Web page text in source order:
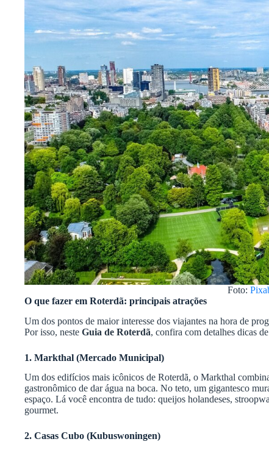
Foto:
O que fazer em Roterdã: principais atrações
Um dos pontos de maior interesse dos viajantes na hora de
Por isso, neste Guia de Roterdã, confira com detalhes dicas
1. Markthal (Mercado Municipal)
Um dos edifícios mais icônicos de Roterdã, o Markthal
gastronômico de dar água na boca. No teto, um gigantesco
espaço. Lá você encontra de tudo: queijos holandeses,
gourmet.
2. Casas Cubo (Kubuswoningen)